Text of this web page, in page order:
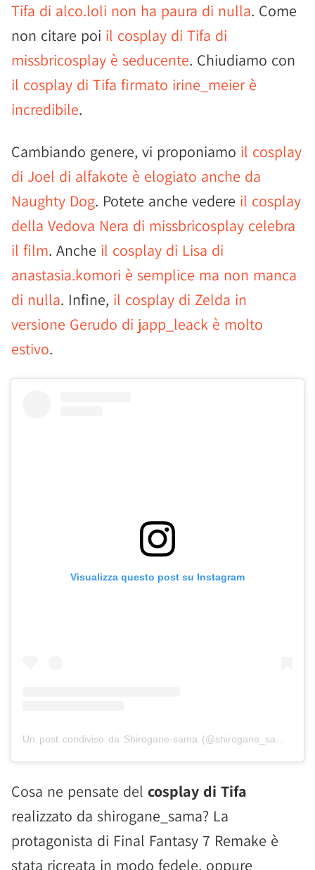
Tifa di alco.loli non ha paura di nulla. Come
non citare poi il cosplay di Tifa di
missbricosplay è seducente. Chiudiamo con
il cosplay di Tifa firmato irine_meier è
incredibile.
Cambiando genere, vi proponiamo il cosplay
di Joel di alfakote è elogiato anche da
Naughty Dog. Potete anche vedere il cosplay
della Vedova Nera di missbricosplay celebra
il film. Anche il cosplay di Lisa di
anastasia.komori è semplice ma non manca
di nulla. Infine, il cosplay di Zelda in
versione Gerudo di japp_leack è molto
estivo.
Visualizza questo post su Instagram
Un post condiviso da Shirogane-sama (@shirogane_sama)
Cosa ne pensate del cosplay di Tifa
realizzato da shirogane_sama? La
protagonista di Final Fantasy 7 Remake è
stata ricreata in modo fedele, oppure